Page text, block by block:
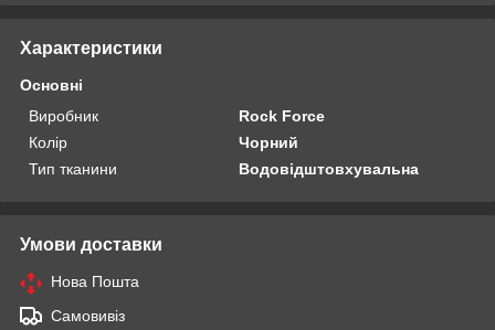
Характеристики
Основні
Виробник
Rock Force
Колір
Чорний
Тип тканини
Водовідштовхувальна
Умови доставки
Нова Пошта
Самовивіз